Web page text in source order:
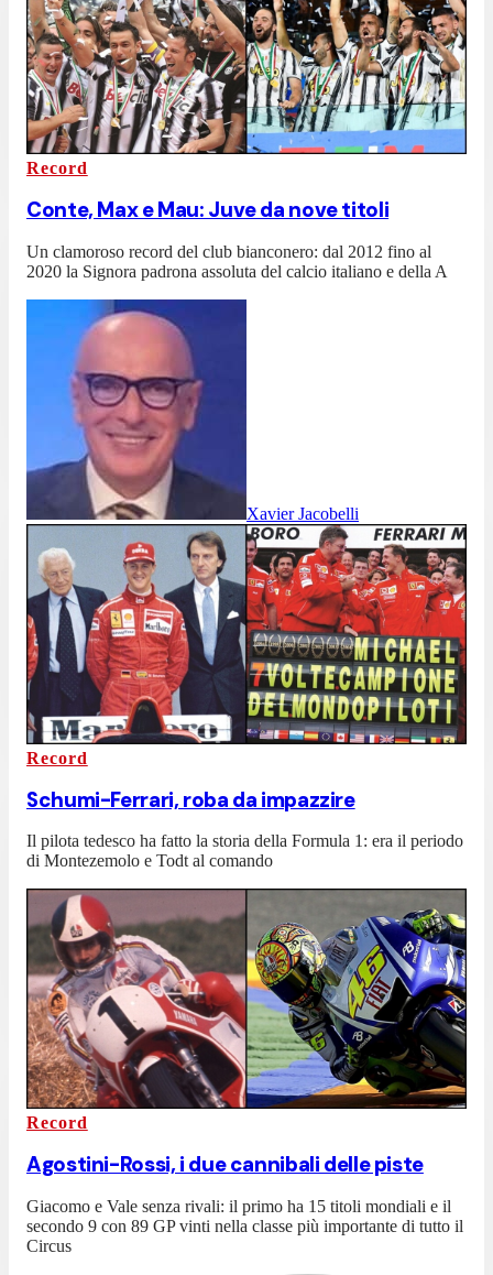
Record
Conte, Max e Mau: Juve da nove titoli
Un clamoroso record del club bianconero: dal 2012 fino al
2020 la Signora padrona assoluta del calcio italiano e della A
Xavier Jacobelli
Record
Schumi-Ferrari, roba da impazzire
Il pilota tedesco ha fatto la storia della Formula 1: era il periodo
di Montezemolo e Todt al comando
Record
Agostini-Rossi, i due cannibali delle piste
Giacomo e Vale senza rivali: il primo ha 15 titoli mondiali e il
secondo 9 con 89 GP vinti nella classe più importante di tutto il
Circus